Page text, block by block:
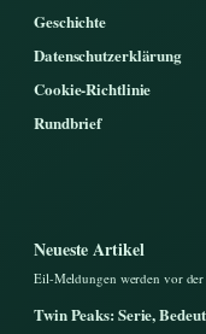
Geschichte
Datenschutzerklärung
Cookie-Richtlinie
Rundbrief
Neueste Artikel
Eil-Meldungen werden vor
Twin Peaks: Serie,